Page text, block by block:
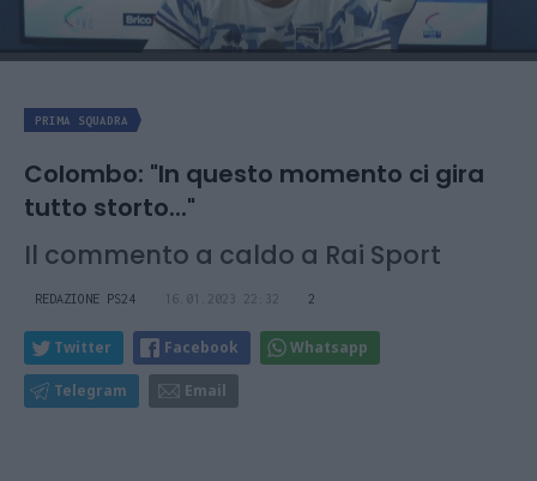
PRIMA SQUADRA
Colombo: "In questo momento ci gira
tutto storto..."
Il commento a caldo a Rai Sport
REDAZIONE PS24 16.01.2023 22:32 2
Twitter Facebook Whatsapp
Telegram Email